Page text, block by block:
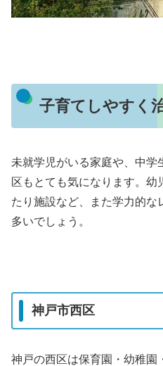
子育てしやすく
未就学児がいる家庭や、中学
区もとても気になります。幼
たり施設など、また学力的な
多いでしょう。
神戸市西区
神戸の西区は保育園・幼稚園